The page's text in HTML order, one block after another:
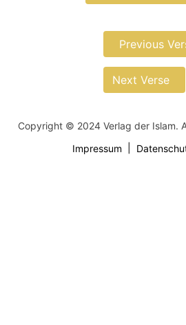
Previous
Next Verse
Copyright © 2024 Verlag der Islam.
Impressum